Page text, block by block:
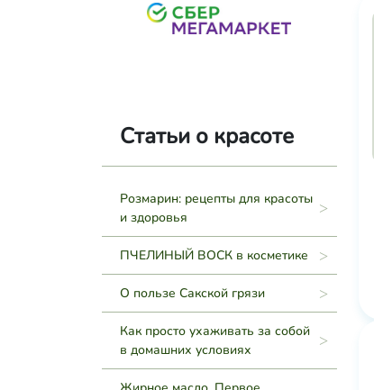
Статьи о красоте
Розмарин: рецепты для красоты
и здоровья
ПЧЕЛИНЫЙ ВОСК в косметике
О пользе Сакской грязи
Как просто ухаживать за собой
в домашних условиях